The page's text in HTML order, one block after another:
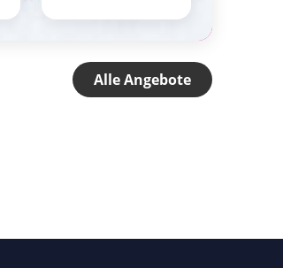
Alle Angebote